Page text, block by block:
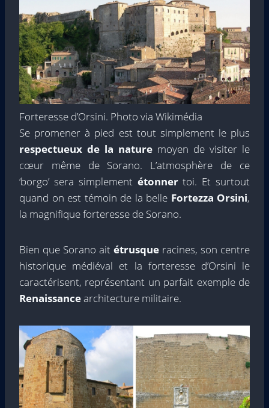
Forteresse d’Orsini. Photo via Wikimédia
Se promener à pied est tout simplement le plus
respectueux de la nature moyen de visiter le
cœur même de Sorano. L’atmosphère de ce
‘borgo’ sera simplement étonnertoi. Et surtout
quand on est témoin de la belle Fortezza Orsini,
la magnifique forteresse de Sorano.
Bien que Sorano ait étrusque racines, son centre
historique médiéval et la forteresse d’Orsini le
caractérisent, représentant un parfait exemple de
Renaissancearchitecture militaire.